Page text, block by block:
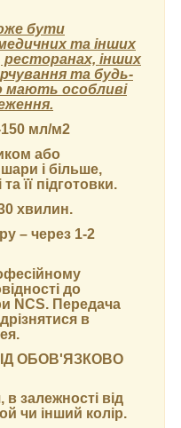
бути
та інших
інших
та будь-
мають особливі
150 мл/м2
або
і більше,
її підготовки.
хвилин.
– через 1-2
до
NCS. Передача
в
ОБОВ'ЯЗКОВО
в залежності від
чи інший колір.